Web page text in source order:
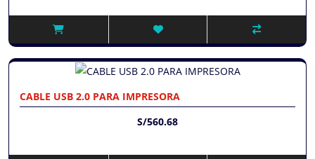
CABLE USB 2.0 PARA IMPRESORA
S/560.68